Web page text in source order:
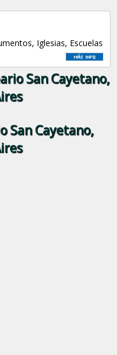
Iglesias, Escuelas
San Cayetano,
San Cayetano,